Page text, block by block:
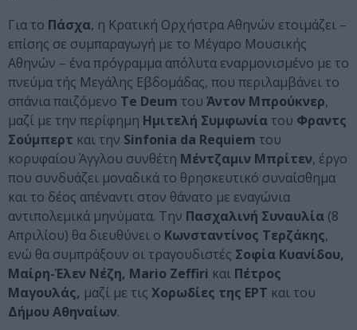
Για το Πάσχα, η Κρατική Ορχήστρα Αθηνών ετοιμάζει –
επίσης σε συμπαραγωγή με το Μέγαρο Μουσικής
Αθηνών – ένα πρόγραμμα απόλυτα εναρμονισμένο με το
πνεύμα τής Μεγάλης Εβδομάδας, που περιλαμβάνει το
σπάνια παιζόμενο Te Deum του Άντον Μπρούκνερ,
μαζί με την περίφημη Ημιτελή Συμφωνία του Φραντς
Σούμπερτ και την Sinfonia da Requiem του
κορυφαίου Άγγλου συνθέτη Μέντζαμιν Μπρίτεν, έργο
που συνδυάζει μοναδικά το θρησκευτικό συναίσθημα
και το δέος απέναντι στον θάνατο με εναγώνια
αντιπολεμικά μηνύματα. Την Πασχαλινή Συναυλία (8
Απριλίου) θα διευθύνει ο Κωνσταντίνος Τερζάκης,
ενώ θα συμπράξουν οι τραγουδιστές Σοφία Κυανίδου,
Μαίρη-Έλεν Νέζη, Mario Zeffiri και Πέτρος
Μαγουλάς, μαζί με τις Χορωδίες της ΕΡΤ και του
Δήμου Αθηναίων.